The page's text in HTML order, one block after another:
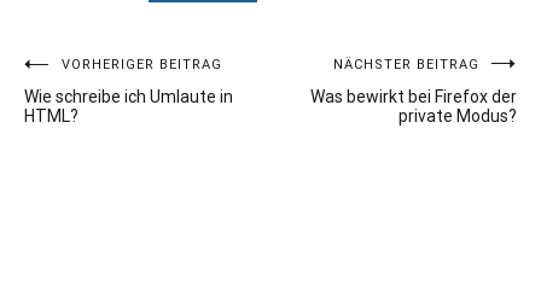
Beitragsnavigation
VORHERIGER BEITRAG
Wie schreibe ich Umlaute in
HTML?
NÄCHSTER BEITRAG
Was bewirkt bei Firefox der
private Modus?